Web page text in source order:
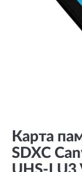
Карта
SDXC